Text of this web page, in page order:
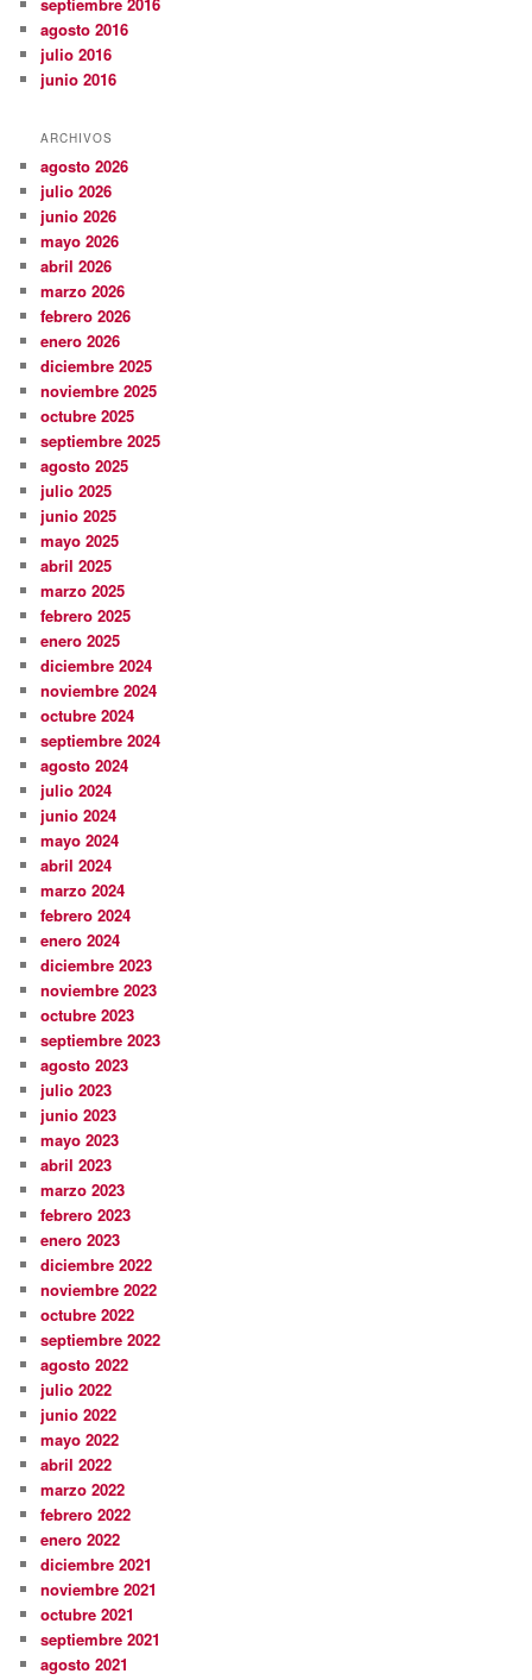
agosto 2016
julio 2016
junio 2016
ARCHIVOS
agosto 2026
julio 2026
junio 2026
mayo 2026
abril 2026
marzo 2026
febrero 2026
enero 2026
diciembre 2025
noviembre 2025
octubre 2025
septiembre 2025
agosto 2025
julio 2025
junio 2025
mayo 2025
abril 2025
marzo 2025
febrero 2025
enero 2025
diciembre 2024
noviembre 2024
octubre 2024
septiembre 2024
agosto 2024
julio 2024
junio 2024
mayo 2024
abril 2024
marzo 2024
febrero 2024
enero 2024
diciembre 2023
noviembre 2023
octubre 2023
septiembre 2023
agosto 2023
julio 2023
junio 2023
mayo 2023
abril 2023
marzo 2023
febrero 2023
enero 2023
diciembre 2022
noviembre 2022
octubre 2022
septiembre 2022
agosto 2022
julio 2022
junio 2022
mayo 2022
abril 2022
marzo 2022
febrero 2022
enero 2022
diciembre 2021
noviembre 2021
octubre 2021
septiembre 2021
agosto 2021